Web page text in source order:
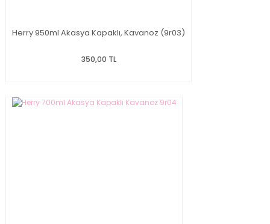
Herry 950ml Akasya Kapaklı, Kavanoz (9r03)
350,00 TL